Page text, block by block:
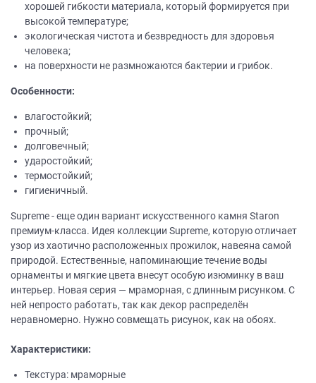
хорошей гибкости материала, который формируется при
высокой температуре;
экологическая чистота и безвредность для здоровья
человека;
на поверхности не размножаются бактерии и грибок.
Особенности:
влагостойкий;
прочный;
долговечный;
ударостойкий;
термостойкий;
гигиеничный.
Supreme - еще один вариант искусственного камня Staron
премиум-класса. Идея коллекции Supreme, которую отличает
узор из хаотично расположенных прожилок, навеяна самой
природой. Естественные, напоминающие течение воды
орнаменты и мягкие цвета внесут особую изюминку в ваш
интерьер. Новая серия — мраморная, с длинным рисунком. С
ней непросто работать, так как декор распределён
неравномерно. Нужно совмещать рисунок, как на обоях.
Характеристики:
Текстура: мраморные